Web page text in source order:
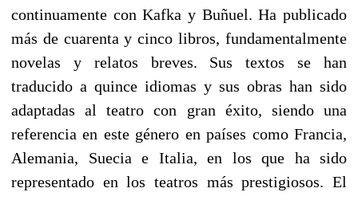
continuamente con Kafka y Buñuel. Ha publicado
más de cuarenta y cinco libros, fundamentalmente
novelas y relatos breves. Sus textos se han
traducido a quince idiomas y sus obras han sido
adaptadas al teatro con gran éxito, siendo una
referencia en este género en países como Francia,
Alemania, Suecia e Italia, en los que ha sido
representado en los teatros más prestigiosos. El